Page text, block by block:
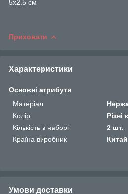
5х2.5 см
Приховати
Характеристики
Основні атрибути
Матеріал
Колір
Різні
Кількість в наборі
2 шт.
Країна виробник
Китай
Умови доставки